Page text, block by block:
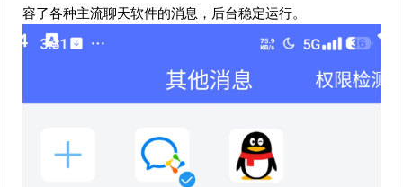
容了各种主流聊天软件的消息，后台稳定运行。